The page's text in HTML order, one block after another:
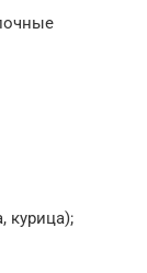
курица);